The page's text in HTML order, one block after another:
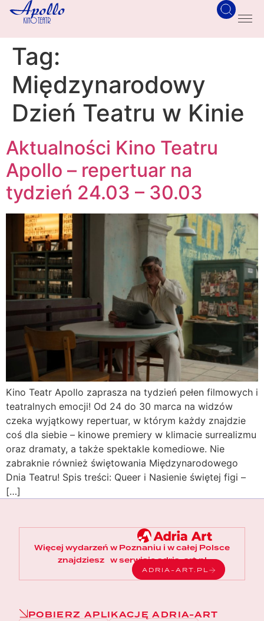
Tag:
Międzynarodowy
Dzień Teatru w Kinie
Aktualności Kino Teatru
Apollo – repertuar na
tydzień 24.03 – 30.03
Kino Teatr Apollo zaprasza na tydzień pełen filmowych i
teatralnych emocji! Od 24 do 30 marca na widzów
czeka wyjątkowy repertuar, w którym każdy znajdzie
coś dla siebie – kinowe premiery w klimacie surrealizmu
oraz dramaty, a także spektakle komediowe. Nie
zabraknie również świętowania Międzynarodowego
Dnia Teatru! Spis treści: Queer i Nasienie świętej figi –
[…]
Więcej wydarzeń w Poznaniu i w całej Polsce
znajdziesz w serwisie adria-art.pl
ADRIA-ART.PL
POBIERZ APLIKACJĘ ADRIA-ART